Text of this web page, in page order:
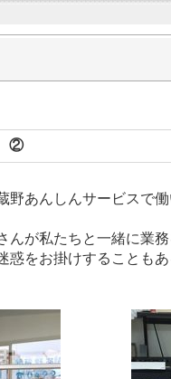
②
あんしんサービスで働
んが私たちと一緒に業
惑をお掛けすることも